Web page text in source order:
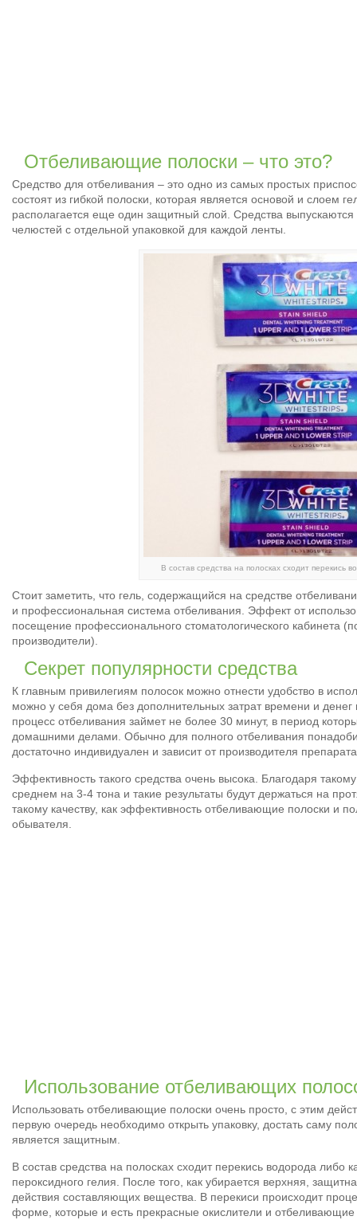
Отбеливающие полоски – что это?
Средство для отбеливания – это одно из самых простых
состоят из гибкой полоски, которая является основой и слоем
располагается еще один защитный слой. Средства
челюстей с отдельной упаковкой для каждой ленты.
В состав средства на полосках сходит перекись
Стоит заметить, что гель, содержащийся на средстве
и профессиональная система отбеливания. Эффект от
посещение профессионального стоматологического кабинета
производители).
Секрет популярности средства
К главным привилегиям полосок можно отнести удобство в
можно у себя дома без дополнительных затрат времени и
процесс отбеливания займет не более 30 минут, в период
домашними делами. Обычно для полного отбеливания
достаточно индивидуален и зависит от производителя
Эффективность такого средства очень высока. Благодаря
среднем на 3-4 тона и такие результаты будут держаться на
такому качеству, как эффективность отбеливающие полоски и
обывателя.
Использование отбеливающих
Использовать отбеливающие полоски очень просто, с этим
первую очередь необходимо открыть упаковку, достать саму
является защитным.
В состав средства на полосках сходит перекись водорода
пероксидного гелия. После того, как убирается верхняя,
действия составляющих вещества. В перекиси происходит
форме, которые и есть прекрасные окислители и